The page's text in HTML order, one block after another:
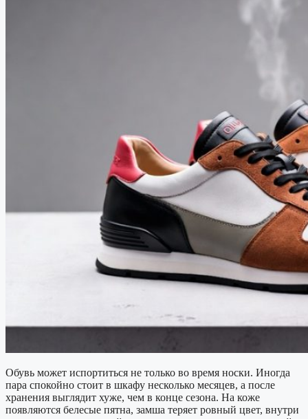
Обувь может испортиться не только во время носки. Иногда
пара спокойно стоит в шкафу несколько месяцев, а после
хранения выглядит хуже, чем в конце сезона. На коже
появляются белесые пятна, замша теряет ровный цвет, внутри